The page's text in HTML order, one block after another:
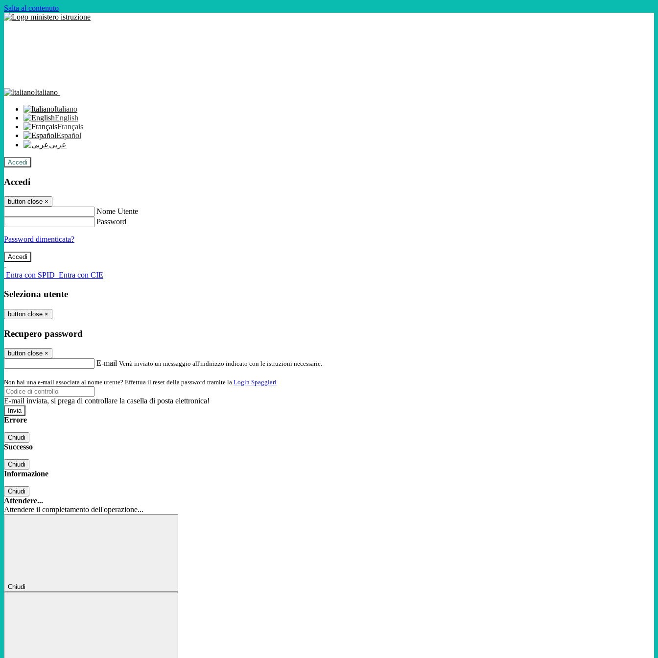
Salta al contenuto
Italiano
Italiano
English
Français
Español
عربى
Accedi
Accedi
button close ×
Nome Utente
Password
Password dimenticata?
-
Entra con SPID Entra con CIE
Seleziona utente
button close ×
Recupero password
button close ×
E-mail Verrà inviato un messaggio all'indirizzo indicato con le istruzioni necessarie.
Non hai una e-mail associata al nome utente? Effettua il reset della password tramite la Login Spaggiari
E-mail inviata, si prega di controllare la casella di posta elettronica!
Errore
Chiudi
Successo
Chiudi
Informazione
Chiudi
Attendere...
Attendere il completamento dell'operazione...
Chiudi